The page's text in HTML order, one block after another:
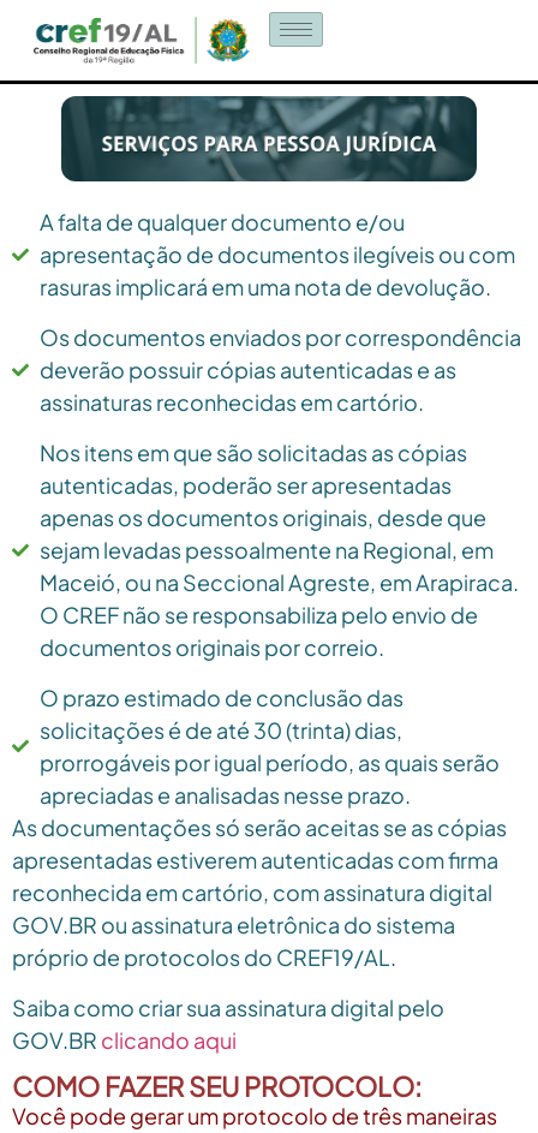
A falta de qualquer documento e/ou
apresentação de documentos ilegíveis ou com
rasuras implicará em uma nota de devolução.
Os documentos enviados por correspondência
deverão possuir cópias autenticadas e as
assinaturas reconhecidas em cartório.
Nos itens em que são solicitadas as cópias
autenticadas, poderão ser apresentadas
apenas os documentos originais, desde que
sejam levadas pessoalmente na Regional, em
Maceió, ou na Seccional Agreste, em Arapiraca.
O CREF não se responsabiliza pelo envio de
documentos originais por correio.
O prazo estimado de conclusão das
solicitações é de até 30 (trinta) dias,
prorrogáveis por igual período, as quais serão
apreciadas e analisadas nesse prazo.
As documentações só serão aceitas se as cópias
apresentadas estiverem autenticadas com firma
reconhecida em cartório, com assinatura digital
GOV.BR ou assinatura eletrônica do sistema
próprio de protocolos do CREF19/AL.
Saiba como criar sua assinatura digital pelo
GOV.BR clicando aqui
COMO FAZER SEU PROTOCOLO:
Você pode gerar um protocolo de três maneiras